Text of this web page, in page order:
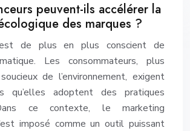
peuvent-ils accélérer la
des marques ?
de plus en plus conscient de
Les consommateurs, plus
de l’environnement, exigent
qu’elles adoptent des pratiques
ce contexte, le marketing
imposé comme un outil puissant